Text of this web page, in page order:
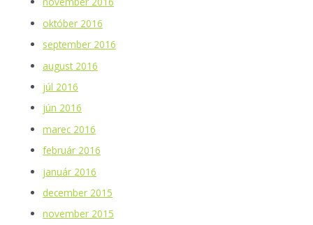
október 2016
september 2016
august 2016
júl 2016
jún 2016
marec 2016
február 2016
január 2016
december 2015
november 2015